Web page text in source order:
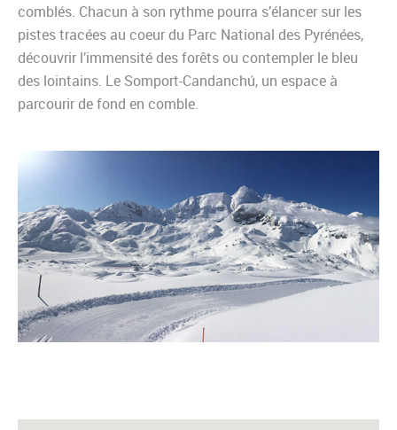
comblés. Chacun à son rythme pourra s’élancer sur les
pistes tracées au coeur du Parc National des Pyrénées,
découvrir l’immensité des forêts ou contempler le bleu
des lointains. Le Somport-Candanchú, un espace à
parcourir de fond en comble.